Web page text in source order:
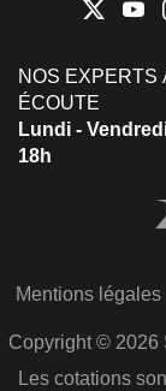
NOS EXPERTS
ÉCOUTE
Lundi -
18h
Mentions légales
Copyright © 2026
Les cotations